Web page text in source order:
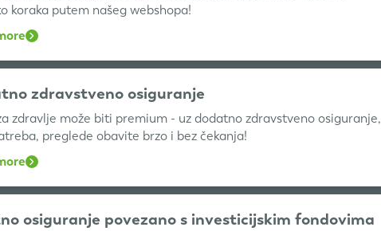
koraka putem našeg webshopa!
zdravstveno osiguranje
zdravlje može biti premium - uz dodatno zdravstveno osiguranje,
preglede obavite brzo i bez čekanja!
osiguranje povezano s investicijskim fondovima